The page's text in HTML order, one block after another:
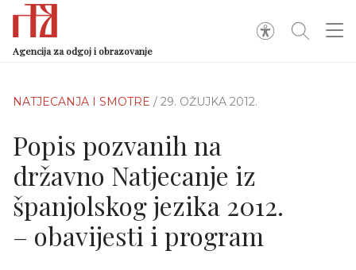
Agencija za odgoj i obrazovanje
NATJECANJA I SMOTRE / 29. OŽUJKA 2012.
Popis pozvanih na
državno Natjecanje iz
španjolskog jezika 2012.
– obavijesti i program